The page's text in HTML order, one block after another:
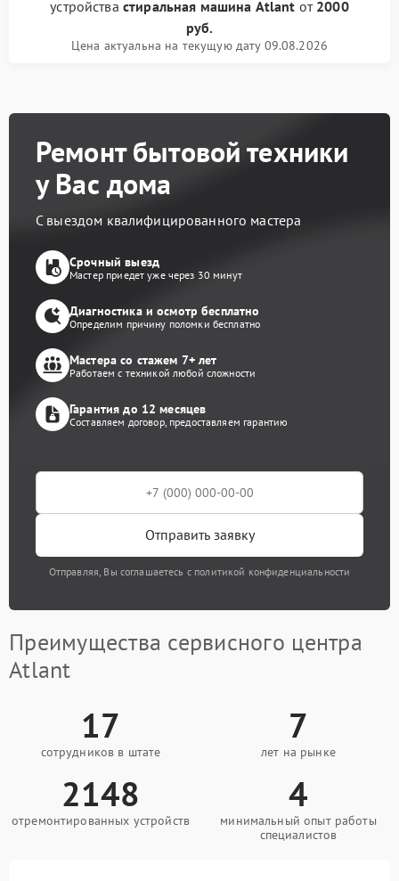
устройства стиральная машина Atlant от 2000
руб.
Цена актуальна на текущую дату 09.08.2026
Ремонт бытовой техники
у Вас дома
С выездом квалифицированного мастера
Срочный выезд
Мастер приедет уже через 30 минут
Диагностика и осмотр бесплатно
Определим причину поломки бесплатно
Мастера со стажем 7+ лет
Работаем с техникой любой сложности
Гарантия до 12 месяцев
Составляем договор, предоставляем гарантию
Отправить заявку
Отправляя, Вы соглашаетесь с политикой конфиденциальности
Преимущества сервисного центра
Atlant
17
сотрудников в штате
7
лет на рынке
2148
отремонтированных устройств
4
минимальный опыт работы
специалистов